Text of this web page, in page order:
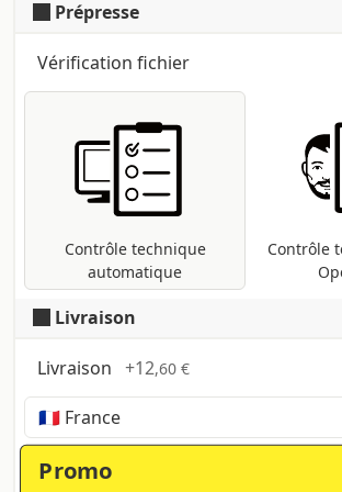
pantones éventuels seront
Prépresse
Vérification fichier
Contrôle technique
automatique
Contrôle
pour tous les fichiers pdf : contrôle
dimensions et des polices ;
dans le profil d'impression CMJN
présentes d'autres méthodes
Pantone, etc ...).
Livraison
Livraison +12,60 €
Temps, coûts et taxes peuvent
région et les produits contenus
Promo